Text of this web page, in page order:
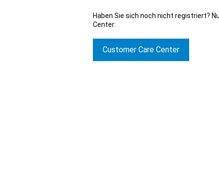
Haben Sie sich noch nicht registriert?
Center:
Customer Care Center